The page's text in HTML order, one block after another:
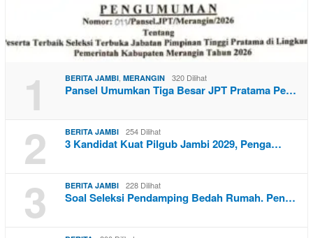
1 BERITA JAMBI, MERANGIN 320 Dilihat
Pansel Umumkan Tiga Besar JPT Pratama Pe…
2 BERITA JAMBI 254 Dilihat
3 Kandidat Kuat Pilgub Jambi 2029, Penga…
3 BERITA JAMBI 228 Dilihat
Soal Seleksi Pendamping Bedah Rumah. Pen…